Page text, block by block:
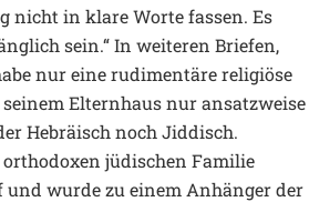
nicht in klare Worte fassen. Es
sein.“ In weiteren Briefen,
nur eine rudimentäre religiöse
Elternhaus nur ansatzweise
Hebräisch noch Jiddisch.
jüdischen Familie
und wurde zu einem Anhänger der